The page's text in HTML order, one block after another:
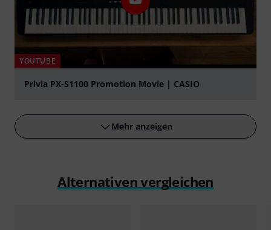
YOUTUBE
Privia PX-S1100 Promotion Movie | CASIO
Mehr anzeigen
Alternativen vergleichen